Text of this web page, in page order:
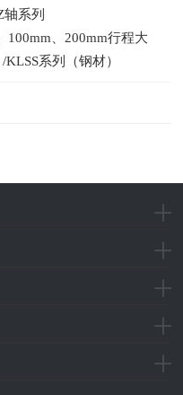
系列
、200mm行程大
系列（钢材）